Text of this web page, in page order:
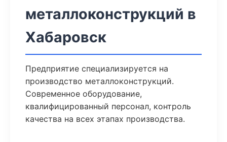
металлоконструкций в
Хабаровск
Предприятие специализируется на
производство металлоконструкций.
Современное оборудование,
квалифицированный персонал, контроль
качества на всех этапах производства.